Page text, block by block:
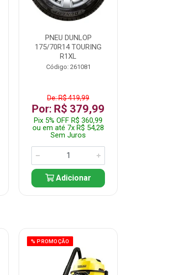
PNEU DUNLOP
175/70R14 TOURING
R1XL
Código: 261081
De: R$ 419,99
Por: R$ 379,99
Pix 5% OFF R$ 360,99
ou em até 7x R$ 54,28
Sem Juros
Adicionar
% PROMOÇÃO